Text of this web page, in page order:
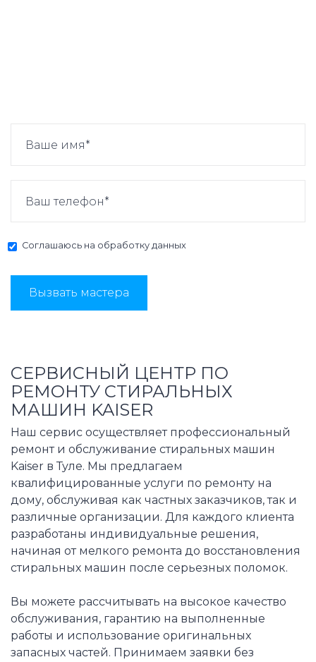
Соглашаюсь на обработку данных
Вызвать мастера
СЕРВИСНЫЙ ЦЕНТР ПО
РЕМОНТУ СТИРАЛЬНЫХ
МАШИН KAISER
Наш сервис осуществляет профессиональный
ремонт и обслуживание стиральных машин
Kaiser в Туле. Мы предлагаем
квалифицированные услуги по ремонту на
дому, обслуживая как частных заказчиков, так и
различные организации. Для каждого клиента
разработаны индивидуальные решения,
начиная от мелкого ремонта до восстановления
стиральных машин после серьезных поломок.
Вы можете рассчитывать на высокое качество
обслуживания, гарантию на выполненные
работы и использование оригинальных
запасных частей. Принимаем заявки без